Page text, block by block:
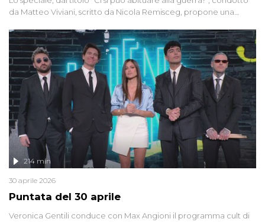
da Matteo Viviani, scritto da Nicola Remisceg, propone una
di settore - su quanto la guerra sia diventata una realtà pervasiva.
Anche se l'Italia non è direttamente coinvolta in conflitti armati, il
contesto globale rende impossibile considerarla un fenomeno
lontano.
Puntata del 30 aprile
214 min
30 aprile 2026
Veronica Gentili conduce con Max Angioni il programma cult di